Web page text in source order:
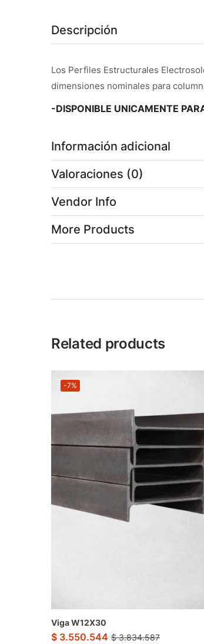
Descripción
Los Perfiles Estructurales
dimensiones nominales para
-DISPONIBLE UNICAMENTE
Información adicional
Valoraciones (0)
Vendor Info
More Products
Related products
-7%
Viga W12X30
$ 3.550.544 $3.834.587